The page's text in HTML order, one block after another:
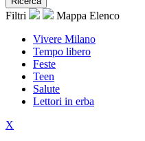
Filtri Mappa Elenco
Vivere Milano
Tempo libero
Feste
Teen
Salute
Lettori in erba
X